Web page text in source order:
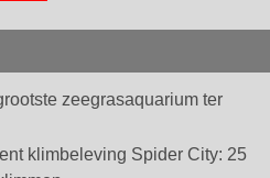
zeegrasaquarium ter
klimbeleving Spider City: 25